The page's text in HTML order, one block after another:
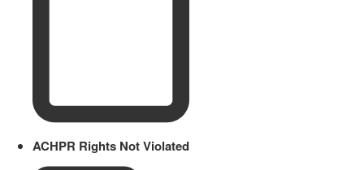
ACHPR Rights Not Violated